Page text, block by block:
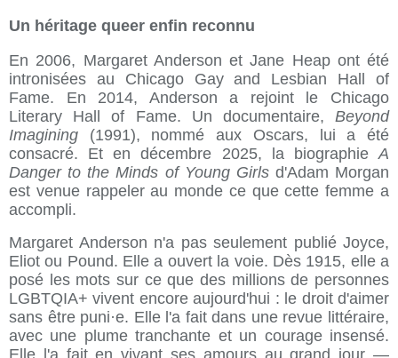
Un héritage queer enfin reconnu
En 2006, Margaret Anderson et Jane Heap ont été
intronisées au Chicago Gay and Lesbian Hall of
Fame. En 2014, Anderson a rejoint le Chicago
Literary Hall of Fame. Un documentaire, Beyond
Imagining (1991), nommé aux Oscars, lui a été
consacré. Et en décembre 2025, la biographie A
Danger to the Minds of Young Girlsd'Adam Morgan
est venue rappeler au monde ce que cette femme a
accompli.
Margaret Anderson n'a pas seulement publié Joyce,
Eliot ou Pound. Elle a ouvert la voie. Dès 1915, elle a
posé les mots sur ce que des millions de personnes
LGBTQIA+ vivent encore aujourd'hui : le droit d'aimer
sans être puni·e. Elle l'a fait dans une revue littéraire,
avec une plume tranchante et un courage insensé.
Elle l'a fait en vivant ses amours au grand jour —